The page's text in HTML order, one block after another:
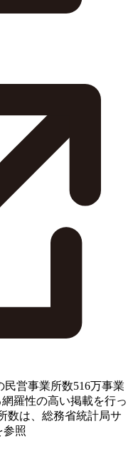
営事業所数516万事業
羅性の高い掲載を行っ
数は、総務省統計局サ
参照